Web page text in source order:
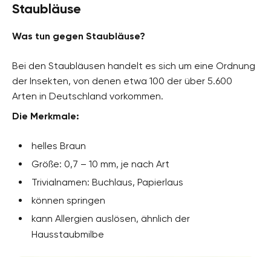
Staubläuse
Was tun gegen Staubläuse?
Bei den Staubläusen handelt es sich um eine Ordnung
der Insekten, von denen etwa 100 der über 5.600
Arten in Deutschland vorkommen.
Die Merkmale:
helles Braun
Größe: 0,7 – 10 mm, je nach Art
Trivialnamen: Buchlaus, Papierlaus
können springen
kann Allergien auslösen, ähnlich der
Hausstaubmilbe